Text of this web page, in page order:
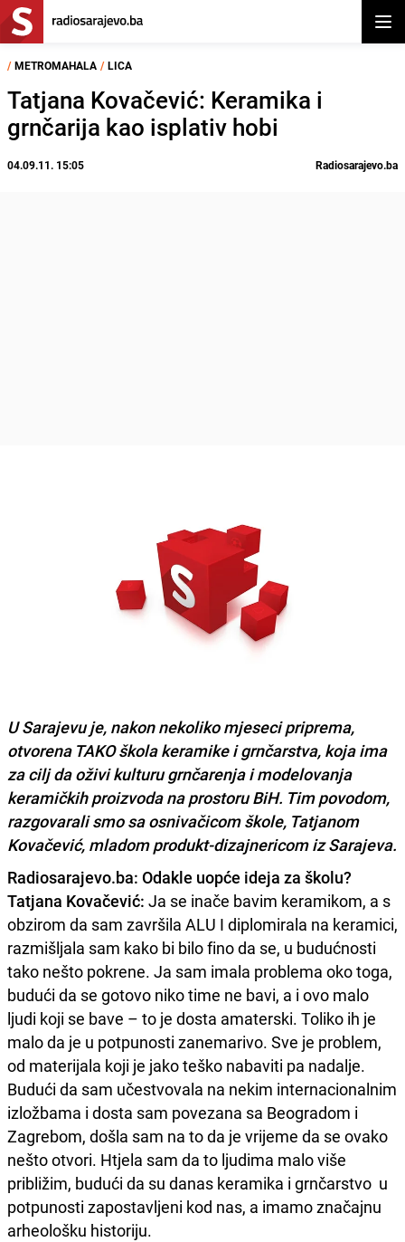
/ METROMAHALA / LICA
Tatjana Kovačević: Keramika i
grnčarija kao isplativ hobi
04.09.11. 15:05 Radiosarajevo.ba
U Sarajevu je, nakon nekoliko mjeseci priprema,
otvorena TAKO škola keramike i grnčarstva, koja ima
za cilj da oživi kulturu grnčarenja i modelovanja
keramičkih proizvoda na prostoru BiH. Tim povodom,
razgovarali smo sa osnivačicom škole, Tatjanom
Kovačević, mladom produkt-dizajnericom iz Sarajeva.
Radiosarajevo.ba: Odakle uopće ideja za školu?
Tatjana Kovačević: Ja se inače bavim keramikom, a s
obzirom da sam završila ALU I diplomirala na keramici,
razmišljala sam kako bi bilo fino da se, u budućnosti
tako nešto pokrene. Ja sam imala problema oko toga,
budući da se gotovo niko time ne bavi, a i ovo malo
ljudi koji se bave – to je dosta amaterski. Toliko ih je
malo da je u potpunosti zanemarivo. Sve je problem,
od materijala koji je jako teško nabaviti pa nadalje.
Budući da sam učestvovala na nekim internacionalnim
izložbama i dosta sam povezana sa Beogradom i
Zagrebom, došla sam na to da je vrijeme da se ovako
nešto otvori. Htjela sam da to ljudima malo više
približim, budući da su danas keramika i grnčarstvo u
potpunosti zapostavljeni kod nas, a imamo značajnu
arheološku historiju.